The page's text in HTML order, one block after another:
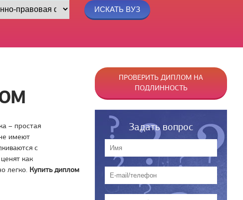
– простая
имеют
с
как
легко. Купить диплом
ПРОВЕРИТЬ ДИПЛОМ НА
ПОДЛИННОСТЬ
Задать вопрос